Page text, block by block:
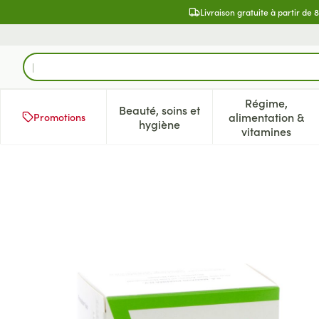
Livraison gratuite à partir de
Rechercher
Promotions
Beauté, soins et
hygièneAfficher le sous-menu pour la
Régime,
alimentation &
vitamines
Afficher